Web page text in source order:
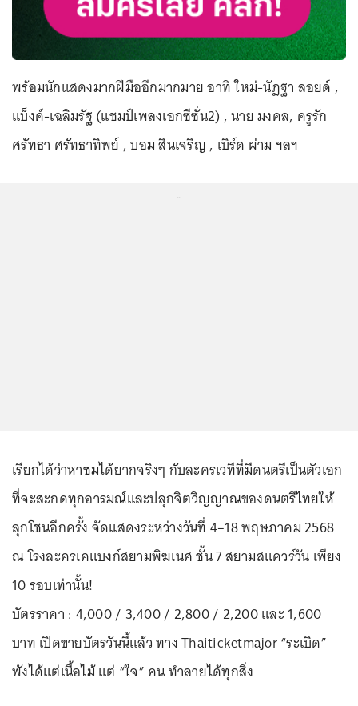
พร้อมนักแสดงมากฝีมืออีกมากมาย อาทิ ใหม่-นัฏฐา ลอยด์ ,
แบ็งค์-เฉลิมรัฐ (แชมป์เพลงเอกซีซั่น2) , นาย มงคล, ครูรัก
ศรัทธา ศรัทธาทิพย์ , บอม สินเจริญ , เบิร์ด ผ่าม ฯลฯ
เรียกได้ว่าหาชมได้ยากจริงๆ กับละครเวทีที่มีดนตรีเป็นตัวเอก
ที่จะสะกดทุกอารมณ์และปลุกจิตวิญญาณของดนตรีไทยให้
ลุกโชนอีกครั้ง จัดแสดงระหว่างวันที่ 4–18 พฤษภาคม 2568
ณ โรงละครเคแบงก์สยามพิฆเนศ ชั้น 7 สยามสแควร์วัน เพียง
10 รอบเท่านั้น!
บัตรราคา : 4,000 / 3,400 / 2,800 / 2,200 และ 1,600
บาท เปิดขายบัตรวันนี้แล้ว ทาง Thaiticketmajor “ระเบิด”
พังได้แต่เนื้อไม้ แต่ “ใจ” คน ทำลายได้ทุกสิ่ง